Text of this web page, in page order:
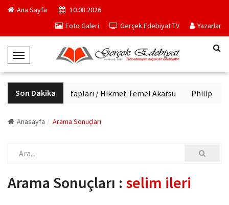
Ana Sayfa
10.08.2026
Foto Galeri
Gerçek Edebiyat TV Yazarlar
T
o
g
g
e
v
g
Son Dakika
Haftanın kitapları / Hikmet Temel Akarsu Philip K.
Anasayfa Arama Sonuçları
Arama Sonuçları : selim ileri